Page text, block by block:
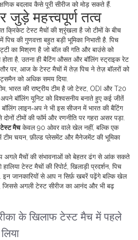
बदलाव कैसे पूरी सीरीज को मोड़ सकते हैं.
महत्त्वपूर्ण तत्व
क्रिकेट टेस्ट मैचों की श्रृंखला है जो टीमों के बीच
में पिच की गुणवत्ता बहुत बड़ी भूमिका निभाती है. पिच
का मिश्रण है जो बॉल की गति और बाउंसे को
होता है, उतना ही बैटिंग औसत और बॉलिंग स्ट्राइक रेट
पर, आज के टेस्ट मैचों में तेज़ पिच ने तेज़ बॉलरों को
को अधिक समय दिया.
, भारत की राष्ट्रीय टीम है जो टेस्ट, ODI और T20
बॉलिंग यूनिट को विश्वसनीय बनाते हुए कई जीतें
लाइन‑अप ने भी इस सीजन में भारत की बैटिंग
टीमों की फॉर्म और रणनीति पर गहरा असर पड़ा.
मैचकेवल 90 ओवर वाले खेल नहीं, बल्कि एक
टीम चयन, फ़ील्ड प्लेसमेंट और मैनेजमेंट की भूमिका
अगले मैचों की संभावनाओं को बेहतर ढंग से आंक सकते
टेस्ट मैचों की रिपोर्ट, खिलाड़ी प्रदर्शन, पिच
जानकारियों से आप न सिर्फ़ खबरें पढ़ेंगे बल्कि खेल
जिससे अगली टेस्ट सीरीज का आनंद और भी बढ़
के खिलाफ टेस्ट मैच में पहले